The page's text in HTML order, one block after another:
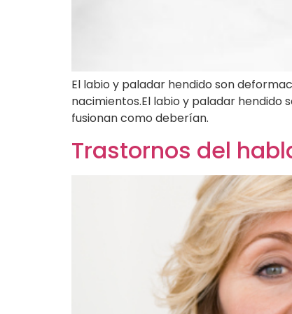
El labio y paladar hendido son
nacimientos.El labio y paladar
fusionan como deberían.
Trastornos del